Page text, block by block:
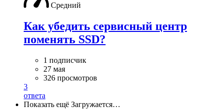
Средний
Как убедить сервисный центр
поменять SSD?
1 подписчик
27 мая
326 просмотров
3
ответа
Показать ещё Загружается…